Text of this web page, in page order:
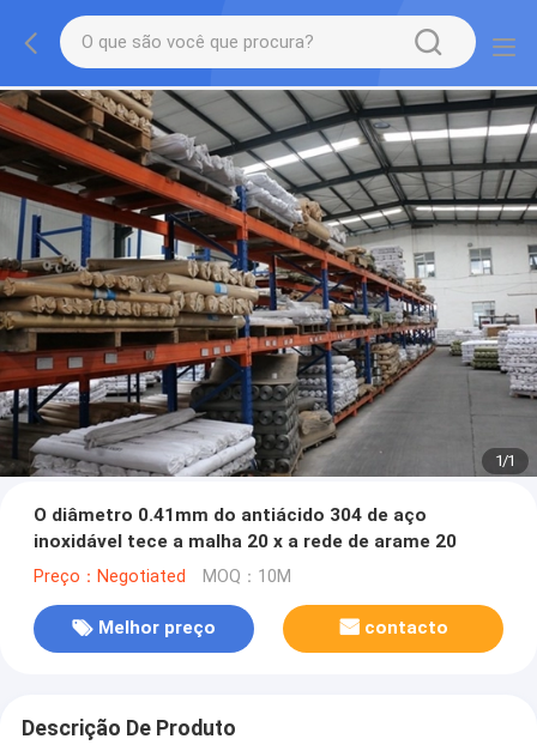
1/1
O diâmetro 0.41mm do antiácido 304 de aço
inoxidável tece a malha 20 x a rede de arame 20
Preço：Negotiated MOQ：10M
Melhor preço contacto
Descrição De Produto